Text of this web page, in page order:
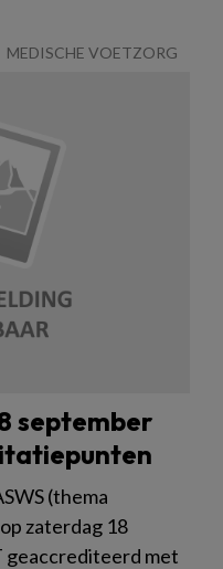
MEDISCHE VOETZORG
september
(thema
zaterdag 18
geaccrediteerd met